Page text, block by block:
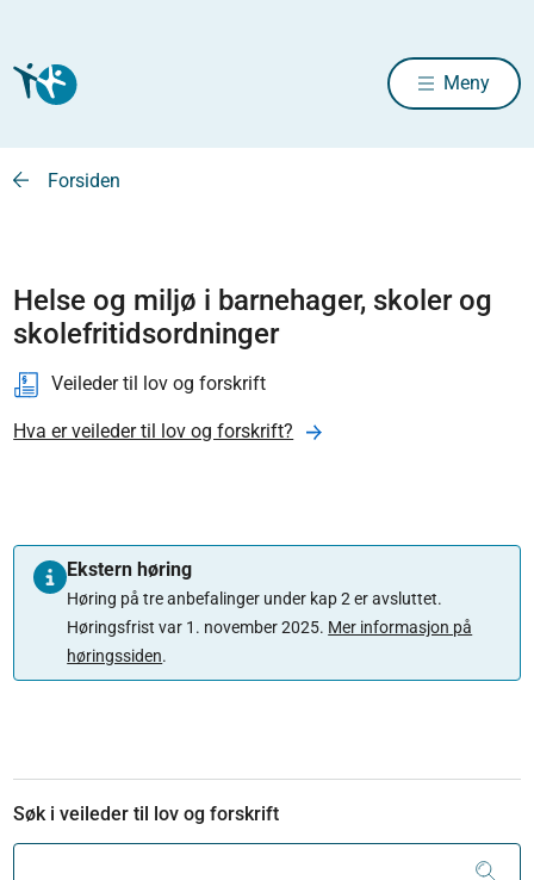
Meny
Forsiden
Helse og miljø i barnehager, skoler og
skolefritidsordninger
Veileder til lov og forskrift
Hva er veileder til lov og forskrift?
Ekstern høring
Høring på tre anbefalinger under kap 2 er avsluttet.
Høringsfrist var 1. november 2025. Mer informasjon på
høringssiden.
Søk i veileder til lov og forskrift